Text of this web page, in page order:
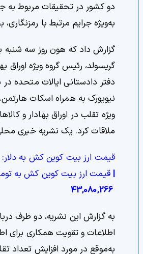
دو کشور در تحقیقات مربوط به
به‌ویژه جرایم مرتبط با
گزارش داد که هون روز سه شنبه
گریسولد، رئیس گروه ویژه اوراق
دفتر دادستانی ایالات متحده
نیویورک به همراه اسکات
ویژه تقلب در اوراق بهادار و
ملاقات کرد. یک نشریه خبری
قیمت ارز بیت کوین کش به دلار:
|قیمت ارز بیت کوین کش به
43,080,266
به گزارش این نشریه، دو طرف
اطلاعات و تقویت همکاری برای
به‌موقع در مورد افزایش تعداد